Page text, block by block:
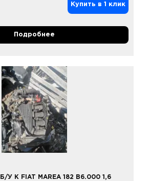
Купить в 1 клик
Подробнее
У К FIAT MAREA 182 B6.000 1,6